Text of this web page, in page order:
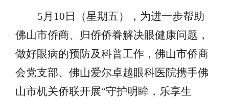
5月10日（星期五），为进一步帮助
佛山市侨商、归侨侨眷解决眼健康问题，
做好眼病的预防及科普工作，佛山市侨商
会党支部、佛山爱尔卓越眼科医院携手佛
山市机关侨联开展“守护明眸，乐享生